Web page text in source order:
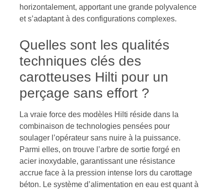
horizontalement, apportant une grande polyvalence
et s’adaptant à des configurations complexes.
Quelles sont les qualités
techniques clés des
carotteuses Hilti pour un
perçage sans effort ?
La vraie force des modèles Hilti réside dans la
combinaison de technologies pensées pour
soulager l’opérateur sans nuire à la puissance.
Parmi elles, on trouve l’arbre de sortie forgé en
acier inoxydable, garantissant une résistance
accrue face à la pression intense lors du carottage
béton. Le système d’alimentation en eau est quant à